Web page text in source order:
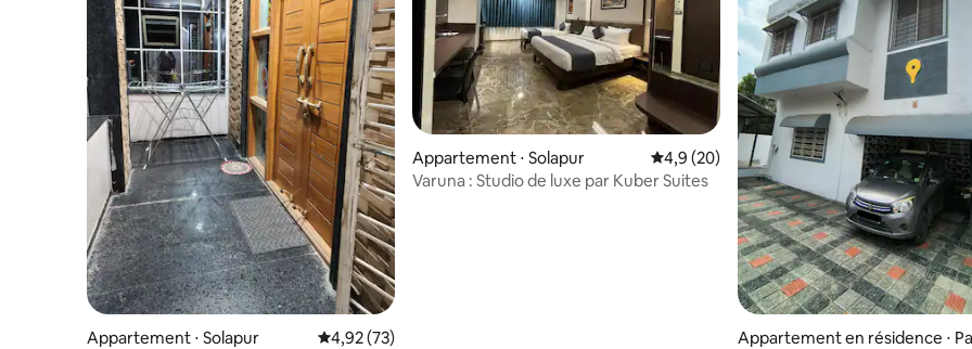
Appartement ⋅ Solapur Évaluation moyenne sur la base de 73 commentaires : 4,92 sur 5
4,92 (73)
Appartement ⋅ Solapur Évaluation moyenne sur la base de 20
4,9 (20)
Varuna : Studio de luxe par Kuber Suites
Appartement en résidence ⋅